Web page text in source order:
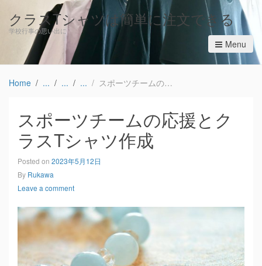
クラスTシャツは簡単に注文できる
学校行事の思い出に
Menu
Home スポーツチームの応援とクラスTシャツ作成
スポーツチームの応援とク
ラスTシャツ作成
Posted on 2023年5月12日
By Rukawa
Leave a comment